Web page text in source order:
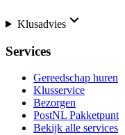
Klusadvies
Services
Gereedschap huren
Klusservice
Bezorgen
PostNL Pakketpunt
Bekijk alle services